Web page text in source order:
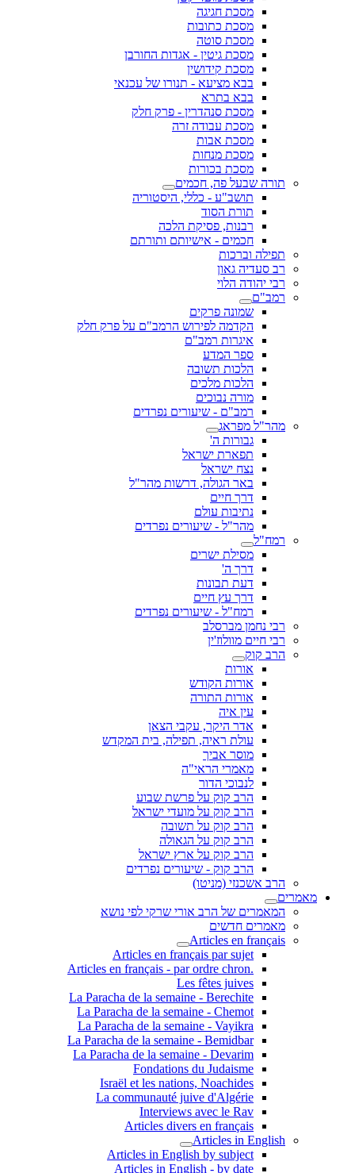
מסכת חגיגה
מסכת כתובות
מסכת סוטה
מסכת גיטין - אגדות החורבן
מסכת קידושין
בבא מציעא - תנורו של עכנאי
בבא בתרא
מסכת סנהדרין - פרק חלק
מסכת עבודה זרה
מסכת אבות
מסכת מנחות
מסכת בכורות
תורה שבעל פה, חכמים
תושב"ע - כללי, היסטוריה
תורת הסוד
רבנות, פסיקת הלכה
חכמים - אישיותם ותורתם
תפילה וברכות
רב סעדיה גאון
רבי יהודה הלוי
רמב"ם
שמונה פרקים
הקדמה לפירוש הרמב"ם על פרק חלק
איגרות רמב"ם
ספר המדע
הלכות תשובה
הלכות מלכים
מורה נבוכים
רמב"ם - שיעורים נפרדים
מהר"ל מפראג
גבורות ה'
תפארת ישראל
נצח ישראל
באר הגולה, דרשות מהר"ל
דרך חיים
נתיבות עולם
מהר"ל - שיעורים נפרדים
רמח"ל
מסילת ישרים
דרך ה'
דעת תבונות
דרך עץ חיים
רמח"ל - שיעורים נפרדים
רבי נחמן מברסלב
רבי חיים מוולוז'ין
הרב קוק
אורות
אורות הקודש
אורות התורה
עין איה
אדר היקר, עקבי הצאן
עולת ראיה, תפילה, בית המקדש
מוסר אביך
מאמרי הראי"ה
לנבוכי הדור
הרב קוק על פרשת שבוע
הרב קוק על מועדי ישראל
הרב קוק על תשובה
הרב קוק על הגאולה
הרב קוק על ארץ ישראל
הרב קוק - שיעורים נפרדים
הרב אשכנזי (מניטו)
מאמרים
המאמרים של הרב אורי שרקי לפי נושא
מאמרים חדשים
Articles en français
Articles en français par sujet
.Articles en français - par ordre chron
Les fêtes juives
La Paracha de la semaine - Berechite
La Paracha de la semaine - Chemot
La Paracha de la semaine - Vayikra
La Paracha de la semaine - Bemidbar
La Paracha de la semaine - Devarim
Fondations du Judaisme
Israël et les nations, Noachides
La communauté juive d'Algérie
Interviews avec le Rav
Articles divers en français
Articles in English
Articles in English by subject
Articles in English - by date